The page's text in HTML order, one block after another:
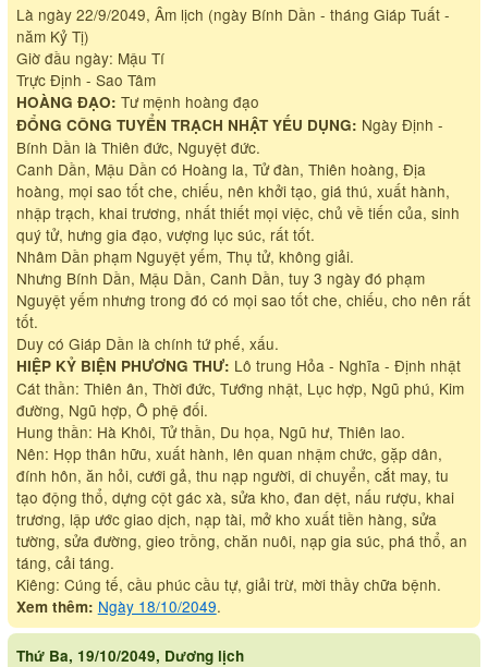
Là ngày 22/9/2049, Âm lịch (ngày Bính Dần - tháng Giáp Tuất -
năm Kỷ Tị)
Giờ đầu ngày: Mậu Tí
Trực Định - Sao Tâm
HOÀNG ĐẠO: Tư mệnh hoàng đạo
ĐỔNG CÔNG TUYỂN TRẠCH NHẬT YẾU DỤNG: Ngày Định -
Bính Dần là Thiên đức, Nguyệt đức.
Canh Dần, Mậu Dần có Hoàng la, Tử đàn, Thiên hoàng, Địa
hoàng, mọi sao tốt che, chiếu, nên khởi tạo, giá thú, xuất hành,
nhập trạch, khai trương, nhất thiết mọi việc, chủ về tiến của, sinh
quý tử, hưng gia đạo, vượng lục súc, rất tốt.
Nhâm Dần phạm Nguyệt yếm, Thụ tử, không giải.
Nhưng Bính Dần, Mậu Dần, Canh Dần, tuy 3 ngày đó phạm
Nguyệt yếm nhưng trong đó có mọi sao tốt che, chiếu, cho nên rất
tốt.
Duy có Giáp Dần là chính tứ phế, xấu.
HIỆP KỶ BIỆN PHƯƠNG THƯ: Lô trung Hỏa - Nghĩa - Định nhật
Cát thần: Thiên ân, Thời đức, Tướng nhật, Lục hợp, Ngũ phú, Kim
đường, Ngũ hợp, Ô phệ đối.
Hung thần: Hà Khôi, Tử thần, Du họa, Ngũ hư, Thiên lao.
Nên: Họp thân hữu, xuất hành, lên quan nhậm chức, gặp dân,
đính hôn, ăn hỏi, cưới gả, thu nạp người, di chuyển, cắt may, tu
tạo động thổ, dựng cột gác xà, sửa kho, đan dệt, nấu rượu, khai
trương, lập ước giao dịch, nạp tài, mở kho xuất tiền hàng, sửa
tường, sửa đường, gieo trồng, chăn nuôi, nạp gia súc, phá thổ, an
táng, cải táng.
Kiêng: Cúng tế, cầu phúc cầu tự, giải trừ, mời thầy chữa bệnh.
Xem thêm: Ngày 18/10/2049.
Thứ Ba, 19/10/2049, Dương lịch